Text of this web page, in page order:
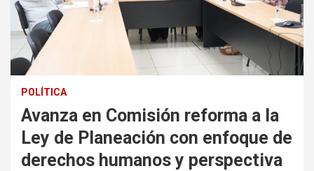
POLÍTICA
Avanza en Comisión reforma a la
Ley de Planeación con enfoque de
derechos humanos y perspectiva